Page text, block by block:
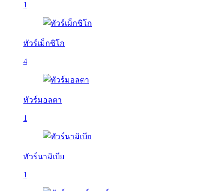
1
ทัวร์เม็กซิโก
4
ทัวร์มอลตา
1
ทัวร์นามิเบีย
1